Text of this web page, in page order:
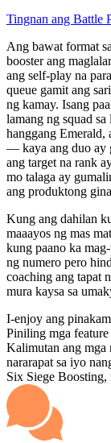
Tingnan ang Battle
Ang bawat format
booster ang
ang self-play na
queue gamit ang
ng kamay. Isang
lamang ng squad
hanggang Emerald,
— kaya ang duo ay
ang target na rank
mo talaga ay
ang produktong
Kung ang dahilan
maaayos ng mas
kung paano ka
ng numero pero
coaching ang tapat
mura kaysa sa
I-enjoy ang
Piniling mga feature
Kalimutan ang mga
nararapat sa iyo
Six Siege Boosting,